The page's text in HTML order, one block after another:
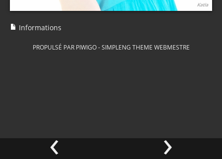
‹ ›
Informations
PROPULSÉ PAR PIWIGO-SIMPLENG THEME WEBMESTRE